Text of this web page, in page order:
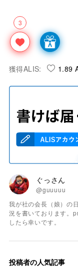
3
獲得ALIS: 1.89
ぐっさん
@guuuuu
我が社の会長（娘）の
況を書いております。
したら幸いです。
投稿者の人気記事